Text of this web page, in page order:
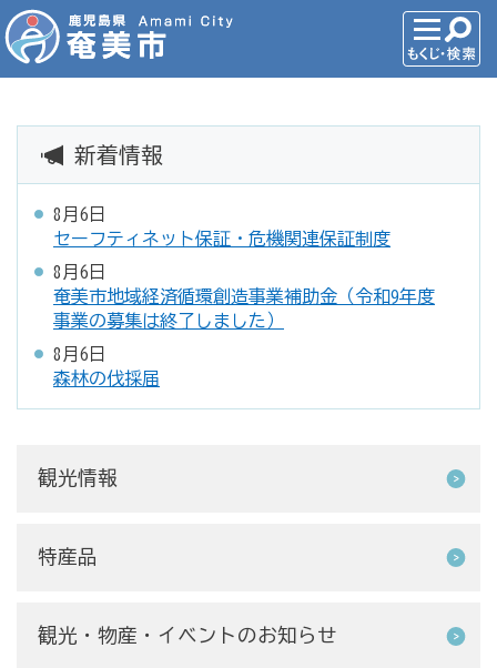
新着情報
8月6日
セーフティネット保証・危機関連保証制度
8月6日
奄美市地域経済循環創造事業補助金（令和9年度
事業の募集は終了しました）
8月6日
森林の伐採届
観光情報
特産品
観光・物産・イベントのお知らせ